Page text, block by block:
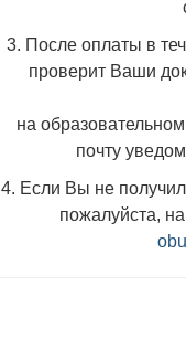
3. После оплаты в
проверит Ваши
на
почту
4. Если Вы не
пожалуйста,